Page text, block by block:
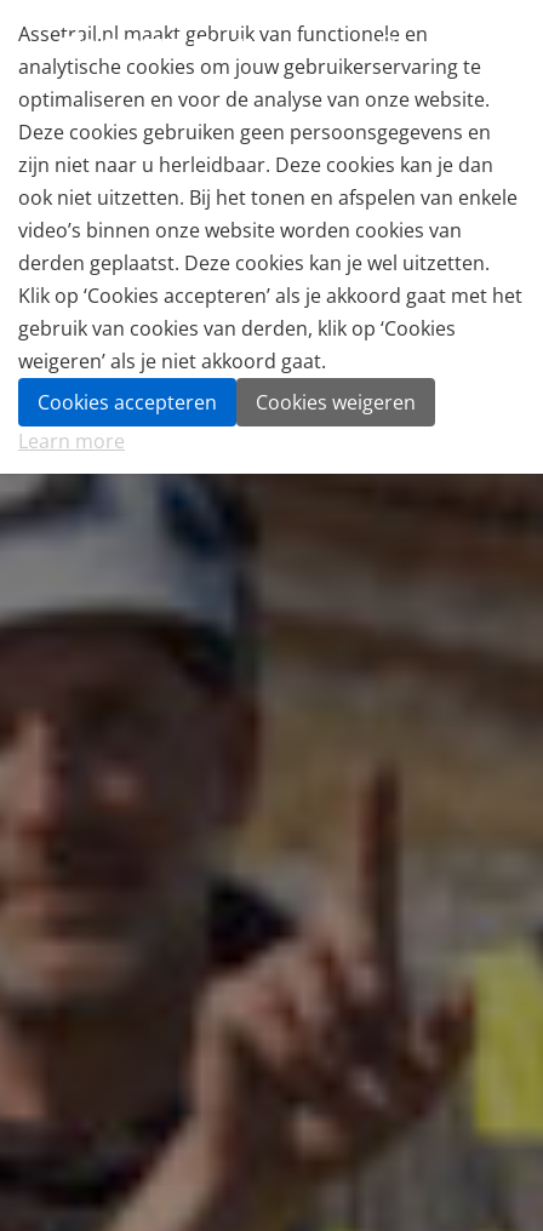
Assetrail.nl maakt gebruik van functionele en
analytische cookies om jouw gebruikerservaring te
optimaliseren en voor de analyse van onze website.
Deze cookies gebruiken geen persoonsgegevens en
zijn niet naar u herleidbaar. Deze cookies kan je dan
ook niet uitzetten. Bij het tonen en afspelen van enkele
video’s binnen onze website worden cookies van
derden geplaatst. Deze cookies kan je wel uitzetten.
Klik op ‘Cookies accepteren’ als je akkoord gaat met het
gebruik van cookies van derden, klik op ‘Cookies
weigeren’ als je niet akkoord gaat.
Cookies accepteren
Cookies weigeren
Learn more